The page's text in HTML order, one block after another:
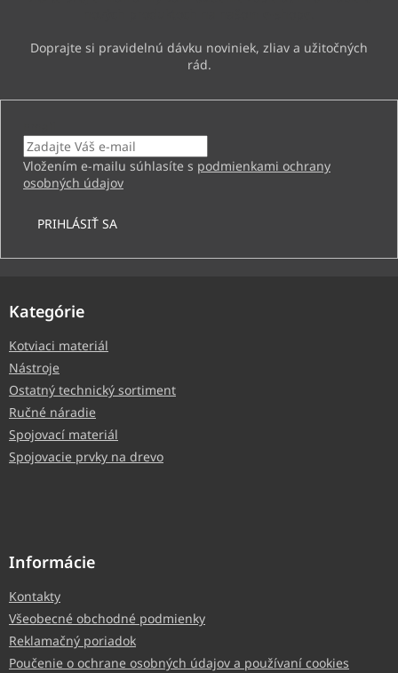
Vložením e-mailu súhlasíte s podmienkami ochrany
osobných údajov
PRIHLÁSIŤ SA
Kategórie
Kotviaci materiál
Nástroje
Ostatný technický sortiment
Ručné náradie
Spojovací materiál
Spojovacie prvky na drevo
Informácie
Kontakty
Všeobecné obchodné podmienky
Reklamačný poriadok
Poučenie o ochrane osobných údajov a používaní cookies